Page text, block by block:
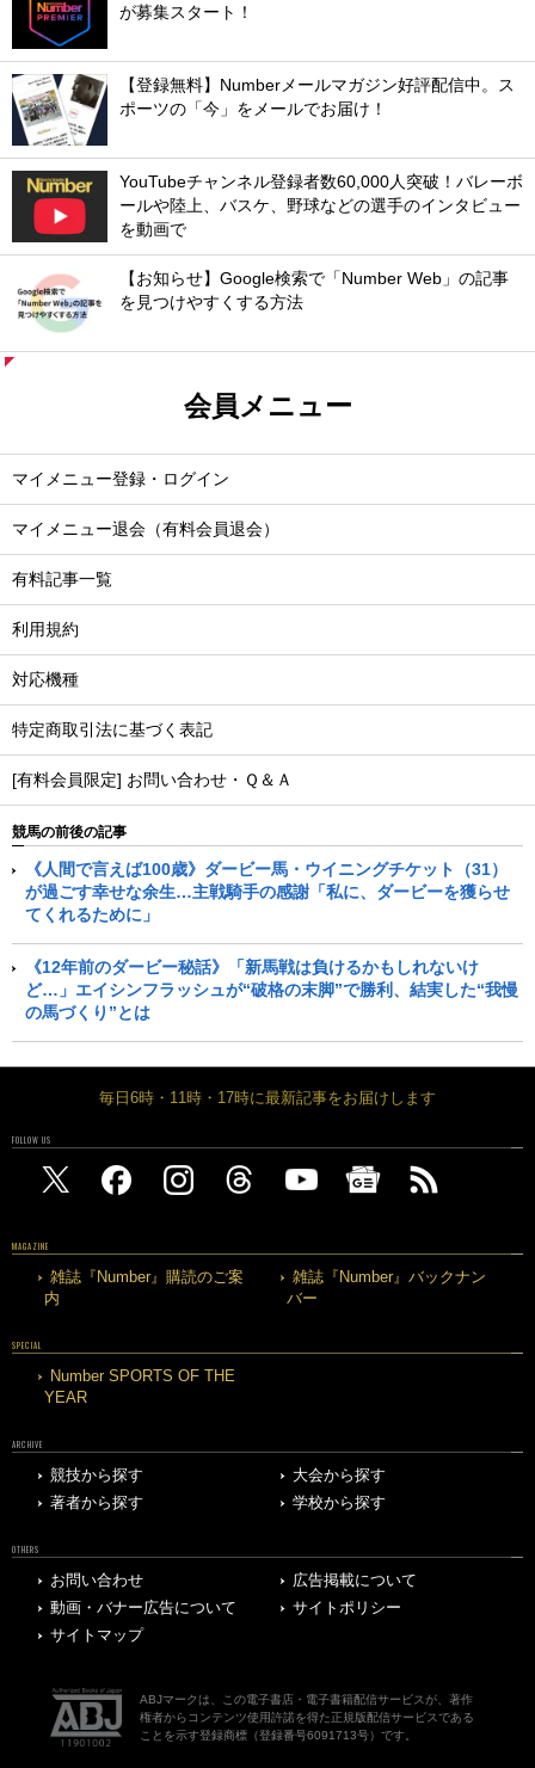
が募集スタート！
【登録無料】Numberメールマガジン好評配信中。ス
ポーツの「今」をメールでお届け！
YouTubeチャンネル登録者数60,000人突破！バレーボ
ールや陸上、バスケ、野球などの選手のインタビュー
を動画で
【お知らせ】Google検索で「Number Web」の記事
を見つけやすくする方法
会員メニュー
マイメニュー登録・ログイン
マイメニュー退会（有料会員退会）
有料記事一覧
利用規約
対応機種
特定商取引法に基づく表記
[有料会員限定] お問い合わせ・Ｑ＆Ａ
競馬の前後の記事
《人間で言えば100歳》ダービー馬・ウイニングチケット（31）
が過ごす幸せな余生…主戦騎手の感謝「私に、ダービーを獲らせ
てくれるために」
《12年前のダービー秘話》「新馬戦は負けるかもしれないけ
ど…」エイシンフラッシュが“破格の末脚”で勝利、結実した“我慢
の馬づくり”とは
毎日6時・11時・17時に最新記事をお届けします
FOLLOW US
MAGAZINE
雑誌『Number』購読のご案
内
雑誌『Number』バックナン
バー
SPECIAL
Number SPORTS OF THE
YEAR
ARCHIVE
競技から探す
大会から探す
著者から探す
学校から探す
OTHERS
お問い合わせ
広告掲載について
動画・バナー広告について
サイトポリシー
サイトマップ
ABJマークは、この電子書店・電子書籍配信サービスが、著作
権者からコンテンツ使用許諾を得た正規版配信サービスである
ことを示す登録商標（登録番号6091713号）です。